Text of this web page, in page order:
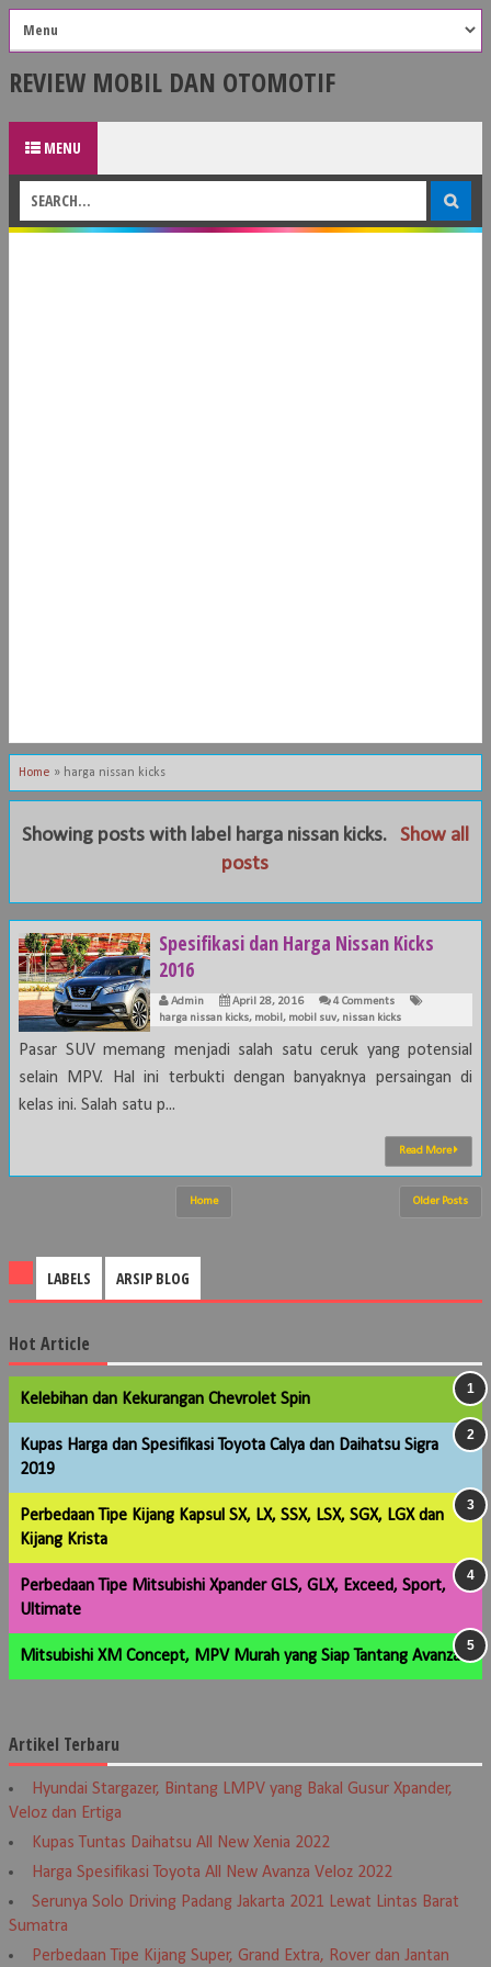
REVIEW MOBIL DAN OTOMOTIF
MENU
Home » harga nissan kicks
Showing posts with label harga nissan kicks.
Show all
posts
Spesifikasi dan Harga Nissan Kicks
2016
Admin April 28, 2016
4 Comments
harga nissan kicks, mobil , mobil suv, nissan kicks
Pasar SUV memang menjadi salah satu ceruk yang potensial
selain MPV. Hal ini terbukti dengan banyaknya persaingan di
kelas ini. Salah satu p...
Read More
Older Posts
Home
LABELS ARSIP BLOG
Hot Article
Kelebihan dan Kekurangan Chevrolet Spin
Kupas Harga dan Spesifikasi Toyota Calya dan Daihatsu Sigra
2019
Perbedaan Tipe Kijang Kapsul SX, LX, SSX, LSX, SGX, LGX dan
Kijang Krista
Perbedaan Tipe Mitsubishi Xpander GLS, GLX, Exceed, Sport,
Ultimate
Mitsubishi XM Concept, MPV Murah yang Siap Tantang Avanza
Artikel Terbaru
Hyundai Stargazer, Bintang LMPV yang Bakal Gusur Xpander,
Veloz dan Ertiga
Kupas Tuntas Daihatsu All New Xenia 2022
Harga Spesifikasi Toyota All New Avanza Veloz 2022
Serunya Solo Driving Padang Jakarta 2021 Lewat Lintas Barat
Sumatra
Perbedaan Tipe Kijang Super, Grand Extra, Rover dan Jantan